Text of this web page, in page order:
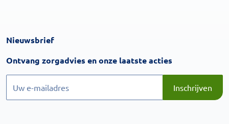
Nieuwsbrief
Ontvang zorgadvies en onze laatste acties
Inschrijven